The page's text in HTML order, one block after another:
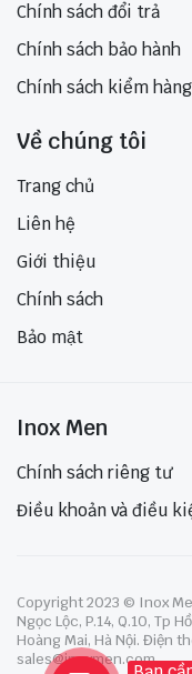
Chính sách đổi trả
Chính sách bảo hành
Chính sách kiểm hàng
Về chúng tôi
Trang chủ
Liên hệ
Giới thiệu
Chính sách
Bảo mật
Inox Men
Chính sách riêng tư
Điều khoản và điều
Copyright 2023 © Inox
Ngọc Lộc, P.14, Q.10, Tp
Hoàng Mai, Hà Nội. Điện
sales@inoxmen.com